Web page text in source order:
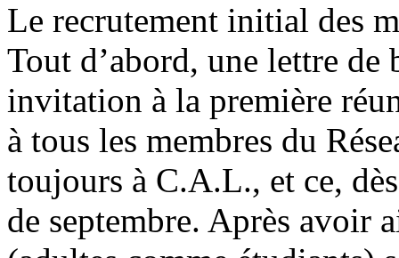
Le recrutement initial des
Tout d’abord, une lettre
invitation à la première
à tous les membres du
toujours à C.A.L., et ce,
de septembre. Après avoir